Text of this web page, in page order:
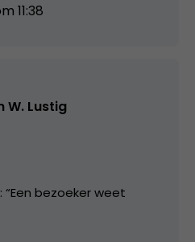
11:38
W. Lustig
“Een bezoeker weet